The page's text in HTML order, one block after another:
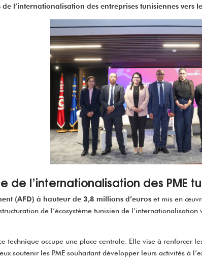
l’internationalisation des entreprises tunisiennes vers
de l’internationalisation des PME
(AFD) à hauteur de 3,8 millions d’euros et mis en
de l’écosystème tunisien de
technique occupe une place centrale. Elle vise à renforcer
soutenir les PME souhaitant développer leurs activités à